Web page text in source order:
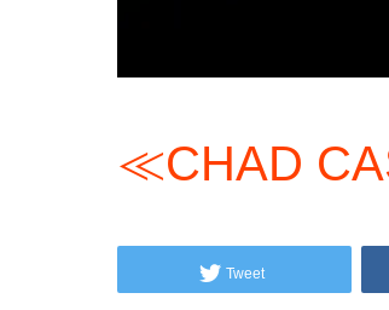
≪CHAD
Tweet